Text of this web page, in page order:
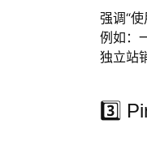
强调“
例如：
独立站
3️⃣